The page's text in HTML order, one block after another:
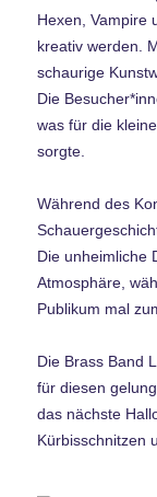
Hexen, Vampire
kreativ werden.
schaurige
Die
was für die
sorgte.
Während des
Die unheimliche
Atmosphäre,
Publikum mal
Die Brass Band
für diesen
das nächste
Kürbisschnitzen